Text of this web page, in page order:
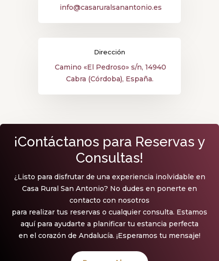
info@casaruralsanantonio.es
Dirección
Camino «El Pedroso» s/n, 14940
Cabra (Córdoba), España.
¡Contáctanos para Reservas y
Consultas!
¿Listo para disfrutar de una experiencia inolvidable en
Casa Rural San Antonio? No dudes en ponerte en
contacto con nosotros
para realizar tus reservas o cualquier consulta. Estamos
aquí para ayudarte a planificar tu estancia perfecta
en el corazón de Andalucía. ¡Esperamos tu mensaje!